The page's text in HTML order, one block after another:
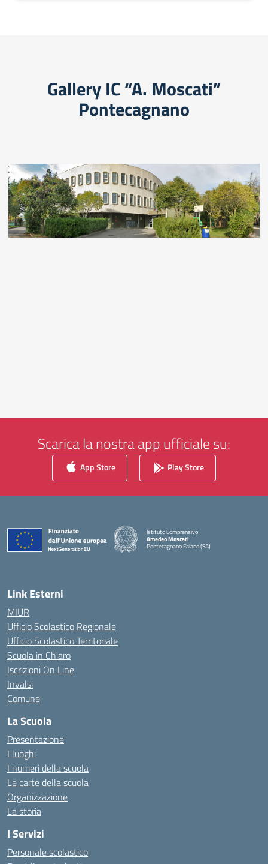
Gallery IC “A. Moscati”
Pontecagnano
Scarica la nostra app ufficiale su:
App Store Play Store
Istituto Comprensivo
Amedeo Moscati
Pontecagnano Faiano (SA)
— Visita la pagina iniziale della scuola
Link Esterni
MIUR
Ufficio Scolastico Regionale
Ufficio Scolastico Territoriale
Scuola in Chiaro
Iscrizioni On Line
Invalsi
Comune
La Scuola
Presentazione
I luoghi
I numeri della scuola
Le carte della scuola
Organizzazione
La storia
I Servizi
Personale scolastico